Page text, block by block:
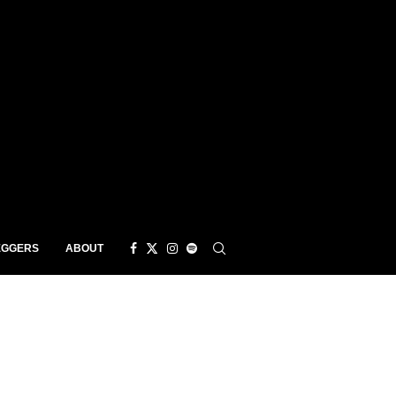
ABOUT